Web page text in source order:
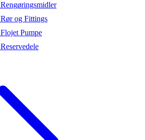
Rengøringsmidler
Rør og Fittings
Flojet Pumpe
Reservedele